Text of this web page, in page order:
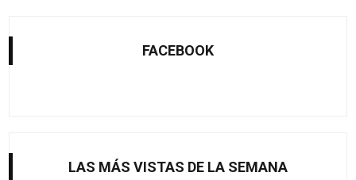
FACEBOOK
LAS MÁS VISTAS DE LA SEMANA